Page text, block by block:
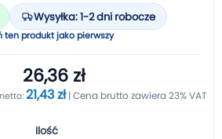
Wysyłka: 1-2 dni robocze
ten produkt jako pierwszy
26,36 zł
21,43 zł
Ilość